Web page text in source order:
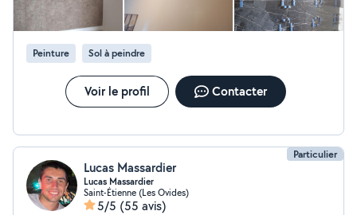
Peinture Sol à peindre
Voir le profil Contacter
Particulier
Lucas Massardier
Lucas Massardier
Saint-Étienne (Les Ovides)
5/5 (55 avis)